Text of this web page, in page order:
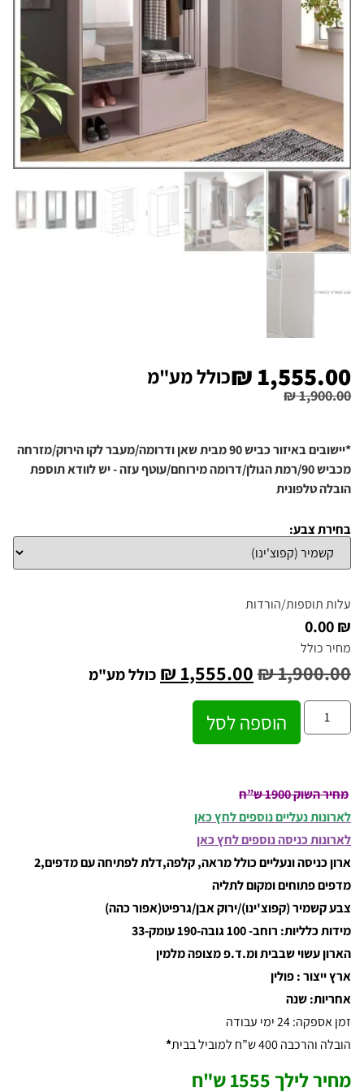
₪1,900.00
₪ 1,555.00 כולל מע"מ
*יישובים באיזור כביש 90 מבית שאן ודרומה/מעבר לקו הירוק/מזרחה
מכביש 90/רמת הגולן/דרומה מירוחם/עוטף עזה - יש לוודא תוספת
הובלה טלפונית
בחירת צבע:
עלות תוספות/הורדות
₪ 0.00
מחיר כולל
₪1,900.00
₪ 1,555.00 כולל מע"מ
הוספה לסל
מחיר השוק 1900 ש”ח
לארונות נעליים נוספים לחץ כאן
לארונות כניסה נוספים לחץ כאן
ארון כניסה ונעליים כולל מראה, קלפה,דלת לפתיחה עם מדפים,2
מדפים פתוחים ומקום לתליה
צבע קשמיר (קפוצ'ינו)/ירוק אבן/גרפיט(אפור כהה)
מידות כלליות: רוחב- 100 גובה-190 עומק-33
הארון עשוי שבבית ומ.ד.פ מצופה מלמין
ארץ ייצור : פולין
אחריות: שנה
זמן אספקה: 24 ימי עבודה
הובלה והרכבה 400 ש”ח למוביל בבית
*
מחיר לילך 1555 ש"ח